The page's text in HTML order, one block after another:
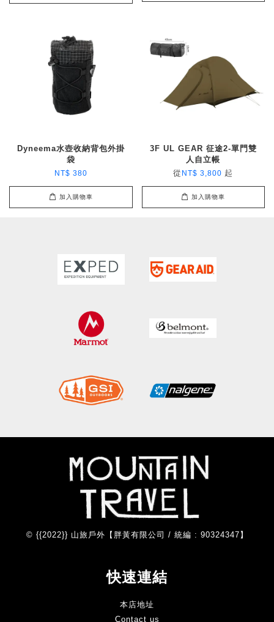
Dyneema水壺收納背包外掛
袋
NT$ 380
加入購物車
3F UL GEAR 征途2-單門雙
人自立帳
從 NT$ 3,800 起
加入購物車
© {{2022}} 山旅戶外【胖黃有限公司 / 統編 : 90324347】
快速連結
本店地址
Contact us